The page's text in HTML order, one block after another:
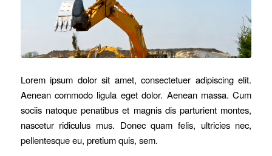
Lorem ipsum dolor sit amet, consectetuer adipiscing elit.
Aenean commodo ligula eget dolor. Aenean massa. Cum
sociis natoque penatibus et magnis dis parturient montes,
nascetur ridiculus mus. Donec quam felis, ultricies nec,
pellentesque eu, pretium quis, sem.